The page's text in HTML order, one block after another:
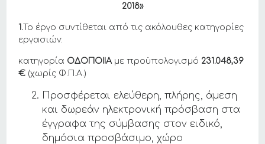
2018»
1. Το έργο συντίθεται από τις ακόλουθες κατηγορίες
εργασιών:
κατηγορία ΟΔΟΠΟΙΙΑ με προϋπολογισμό 231.048,39
€ (χωρίς Φ.Π.Α.)
Προσφέρεται ελεύθερη, πλήρης, άμεση
και δωρεάν ηλεκτρονική πρόσβαση στα
έγγραφα της σύμβασης στον ειδικό,
δημόσια προσβάσιμο, χώρο